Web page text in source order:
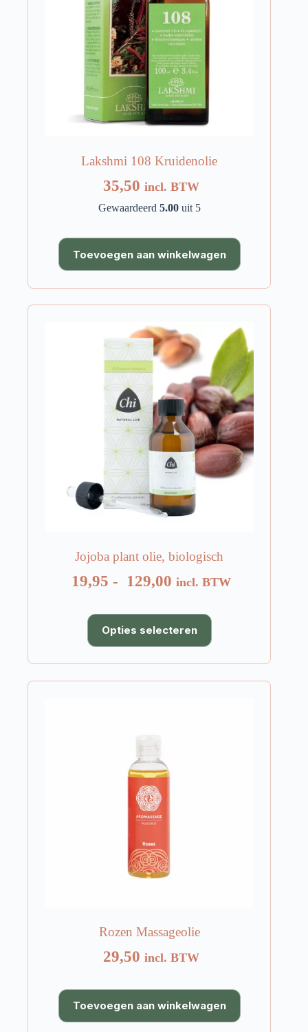
Lakshmi 108 Kruidenolie
35,50 incl. BTW
Gewaardeerd 5.00uit 5
Toevoegen aan winkelwagen
Jojoba plant olie, biologisch
19,95 - 129,00 Prijsklasse:
tot
€ 129,00
incl. BTW
Opties selecteren
product
heeft
Deze
op
productpagina
Rozen Massageolie
29,50 incl. BTW
Toevoegen aan winkelwagen